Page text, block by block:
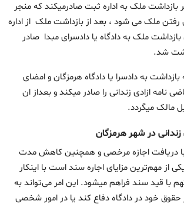
بازداشت ملک به اداره ثبت صادرمیکند که منجر
ملک می شود ، بعد از بازداشت ملک از اداره
ملک به دادگاه یا دادسرای مبدا صادر
شد.
بازداشت به دادسرا یا دادگاه هرمزگان و امضای
نامه ازادی زندانی را صادر میکند و بعداز ان
مالک میگردد.
زندانی در شهر هرمزگان
یا دریافت اجازه مرخصی و همچنین کاهش مدت
از مهم‌ترین مزایای اجاره سند است با اینکار
با قید سند فراهم میشود. این امر می‌تواند به
حقوق خود در دادگاه دفاع کند یا در امور شخصی